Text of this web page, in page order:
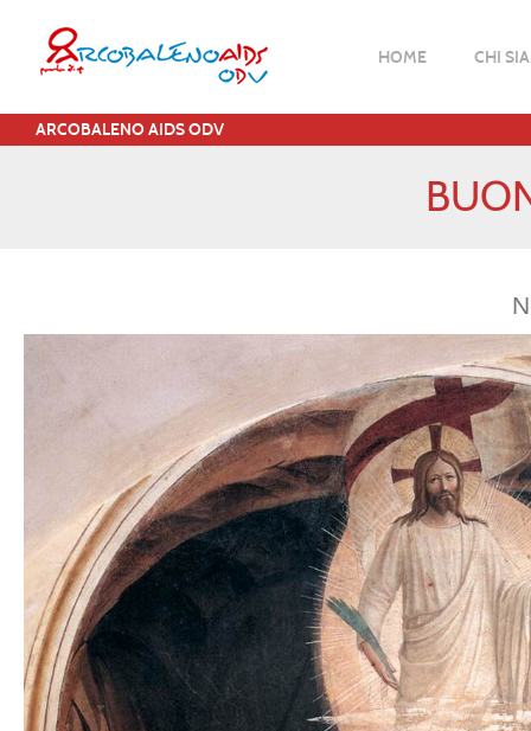
HOME CHI
ARCOBALENO AIDS ODV